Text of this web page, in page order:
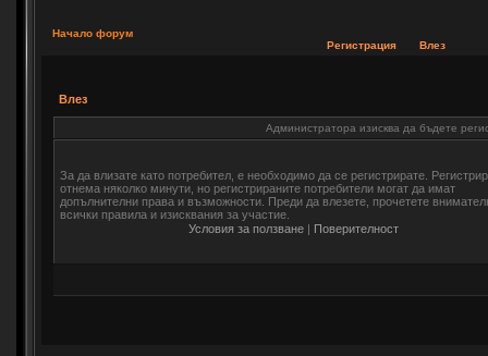
Начало форум
Регистрация
Влез
Влез
Администратора изисква да бъдете
За да влизате като потребител, е необходимо да се регистрирате.
отнема няколко минути, но регистрираните потребители могат да имат
допълнителни права и възможности. Преди да влезете, прочетете
всички правила и изисквания за участие.
Условия за ползване | Поверителност